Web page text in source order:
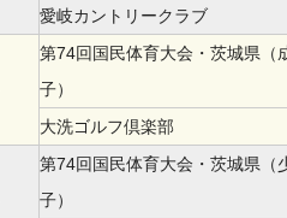
愛岐カントリークラブ
第74回国民体育大会・茨城県（
子）
大洗ゴルフ倶楽部
第74回国民体育大会・茨城県（
子）